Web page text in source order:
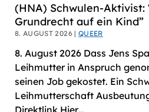
(HNA) Schwulen-Aktivist:
Grundrecht auf ein Kind”
8. AUGUST 2026 |QUEER
8. August 2026 Dass Jens
Leihmutter in Anspruch
seinen Job gekostet. Ein
Leihmutterschaft
Direktlink Hier…